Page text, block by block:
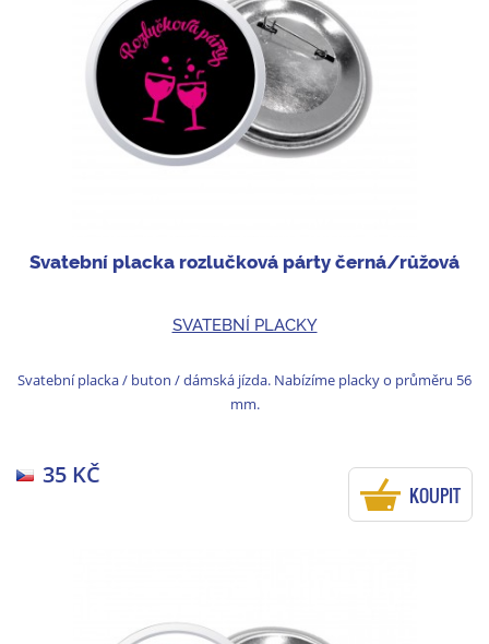
Svatební placka rozlučková párty černá/růžová
SVATEBNÍ PLACKY
Svatební placka / buton / dámská jízda. Nabízíme placky o průměru 56
mm.
35 KČ
KOUPIT